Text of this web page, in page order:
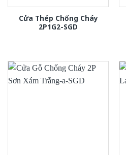
Cửa Thép Chống Cháy
2P1G2-SGD